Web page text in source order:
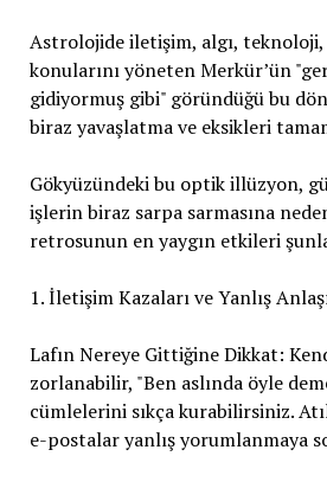
Astrolojide iletişim, algı,
konularını yöneten Merkür’ün
gidiyormuş gibi" göründüğü bu
biraz yavaşlatma ve eksikleri
Gökyüzündeki bu optik illüzyon,
işlerin biraz sarpa sarmasına
retrosunun en yaygın etkileri
1. İletişim Kazaları ve Yanlış
Lafın Nereye Gittiğine Dikkat:
zorlanabilir, "Ben aslında öyle
cümlelerini sıkça kurabilirsiniz.
e-postalar yanlış yorumlanmaya